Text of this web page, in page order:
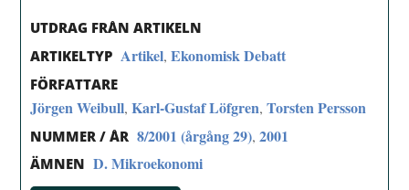
UTDRAG FRÅN ARTIKELN
ARTIKELTYP Artikel,Ekonomisk Debatt
FÖRFATTARE
Jörgen Weibull,Karl-Gustaf Löfgren,Torsten Persson
NUMMER / ÅR 8/2001 (årgång 29),2001
ÄMNEN D. Mikroekonomi